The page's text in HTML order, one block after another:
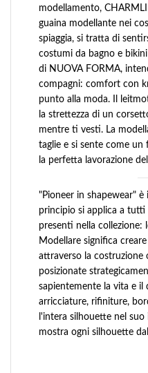
modellamento,
guaina modellante nei
spiaggia, si tratta di
costumi da bagno e
di NUOVA FORMA,
compagni: comfort con
punto alla moda. Il
la strettezza di un
mentre ti vesti. La
taglie e si sente come
la perfetta lavorazione
"Pioneer in shapewear"
principio si applica a
presenti nella collezione:
Modellare significa
attraverso la costruzione
posizionate
sapientemente la vita e il
arricciature, rifiniture,
l'intera silhouette nel
mostra ogni silhouette